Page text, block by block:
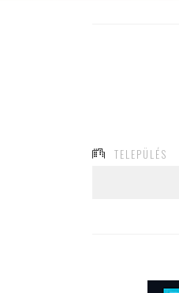
TELEPÜLÉS